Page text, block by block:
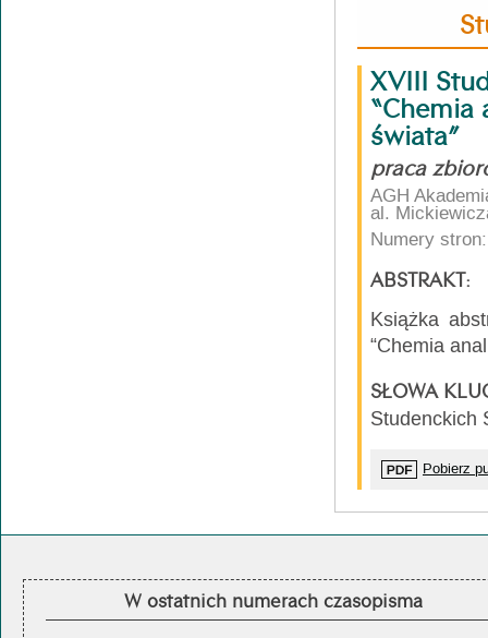
XVIII
“Chemia
świata”
praca
AGH
al.
Numery
ABSTRAKT:
Książka
“Chemia
SŁOWA
Studenckich
Pobierz
W ostatnich numerach czasopisma